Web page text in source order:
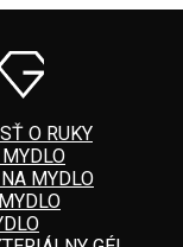
O RUKY
MYDLO